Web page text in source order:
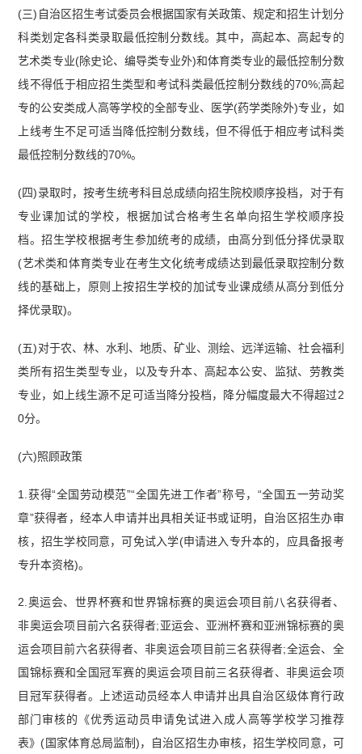
(三)自治区招生考试委员会根据国家有关政策、规定和招生计划分
科类划定各科类录取最低控制分数线。其中，高起本、高起专的
艺术类专业(除史论、编导类专业外)和体育类专业的最低控制分数
线不得低于相应招生类型和考试科类最低控制分数线的70%;高起
专的公安类成人高等学校的全部专业、医学(药学类除外)专业，如
上线考生不足可适当降低控制分数线，但不得低于相应考试科类
最低控制分数线的70%。
(四)录取时，按考生统考科目总成绩向招生院校顺序投档，对于有
专业课加试的学校，根据加试合格考生名单向招生学校顺序投
档。招生学校根据考生参加统考的成绩，由高分到低分择优录取
(艺术类和体育类专业在考生文化统考成绩达到最低录取控制分数
线的基础上，原则上按招生学校的加试专业课成绩从高分到低分
择优录取)。
(五)对于农、林、水利、地质、矿业、测绘、远洋运输、社会福利
类所有招生类型专业，以及专升本、高起本公安、监狱、劳教类
专业，如上线生源不足可适当降分投档，降分幅度最大不得超过2
0分。
(六)照顾政策
1.获得“全国劳动模范”“全国先进工作者”称号，“全国五一劳动奖
章”获得者，经本人申请并出具相关证书或证明，自治区招生办审
核，招生学校同意，可免试入学(申请进入专升本的，应具备报考
专升本资格)。
2.奥运会、世界杯赛和世界锦标赛的奥运会项目前八名获得者、
非奥运会项目前六名获得者;亚运会、亚洲杯赛和亚洲锦标赛的奥
运会项目前六名获得者、非奥运会项目前三名获得者;全运会、全
国锦标赛和全国冠军赛的奥运会项目前三名获得者、非奥运会项
目冠军获得者。上述运动员经本人申请并出具自治区级体育行政
部门审核的《优秀运动员申请免试进入成人高等学校学习推荐
表》(国家体育总局监制)，自治区招生办审核，招生学校同意，可